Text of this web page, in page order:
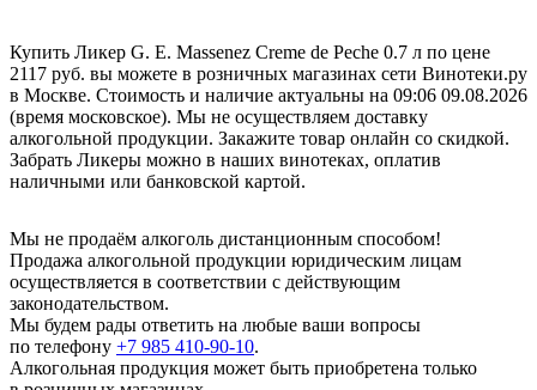
Купить Ликер G. E. Massenez Creme de Peche 0.7 л по цене
2117 руб. вы можете в розничных магазинах сети Винотеки.ру
в Москве. Стоимость и наличие актуальны на 09:06 09.08.2026
(время московское). Мы не осуществляем доставку
алкогольной продукции. Закажите товар онлайн со скидкой.
Забрать Ликеры можно в наших винотеках, оплатив
наличными или банковской картой.
Мы не продаём алкоголь дистанционным способом!
Продажа алкогольной продукции юридическим лицам
осуществляется в соответствии с действующим
законодательством.
Мы будем рады ответить на любые ваши вопросы
по телефону +7 985 410-90-10.
Алкогольная продукция может быть приобретена только